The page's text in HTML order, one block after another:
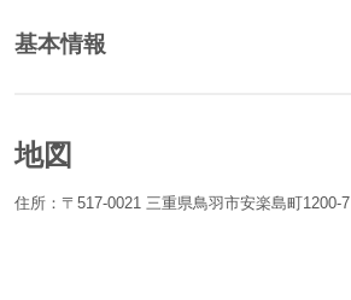
基本情報
地図
住所：〒517-0021 三重県鳥羽市安楽島町1200-7